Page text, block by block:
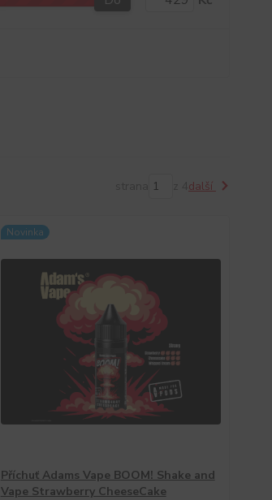
další
Novinka
Příchuť Adams Vape BOOM! Shake and
Vape Strawberry CheeseCake